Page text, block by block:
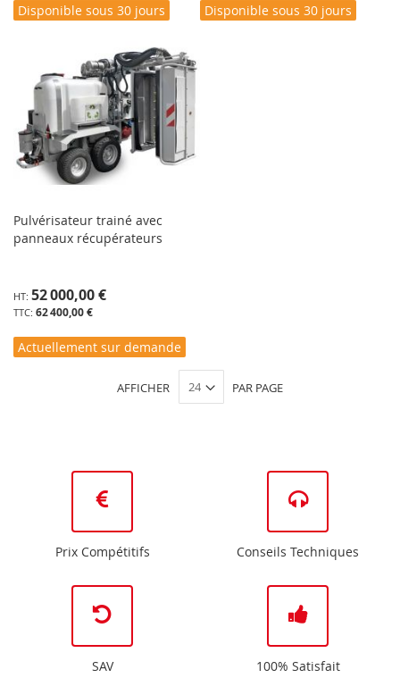
Disponible sous 30 jours Disponible sous 30 jours
Pulvérisateur trainé avec
panneaux récupérateurs
62 400,00 €
52 000,00 €
Actuellement sur demande
AFFICHER PAR PAGE
Prix Compétitifs Conseils Techniques
SAV 100% Satisfait